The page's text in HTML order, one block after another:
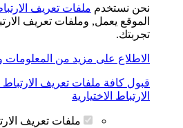
نحن نستخدم ملفات تعريف
الموقع يعمل, وملفات تعريف
تجربتك.
الاطلاع على مزيد من المعلومات
قبول كافة ملفات تعريف الارتباط
الارتباط الاختيارية
ملفات تعريف